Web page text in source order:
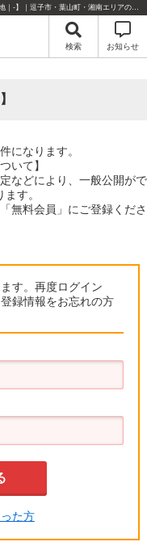
こちらは会員物件です【im-320037｜鎌倉市七里ガ浜2丁目｜土地｜-】｜逗子市・葉山町・湘南エリアの不動産のことならセンチュリー21リビングライフにお任せください！
検索 お知らせ
になります。
いて】
などにより、一般公開がで
す。
無料会員」にご登録くださ
す。再度ログイン
録情報をお忘れの方
た方